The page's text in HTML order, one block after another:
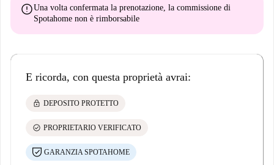
errorUna volta confermata la prenotazione, la commissione di
Spotahome non è rimborsabile
E ricorda, con questa proprietà avrai:
lock DEPOSITO PROTETTO
check_circle PROPRIETARIO VERIFICATO
GARANZIA SPOTAHOME